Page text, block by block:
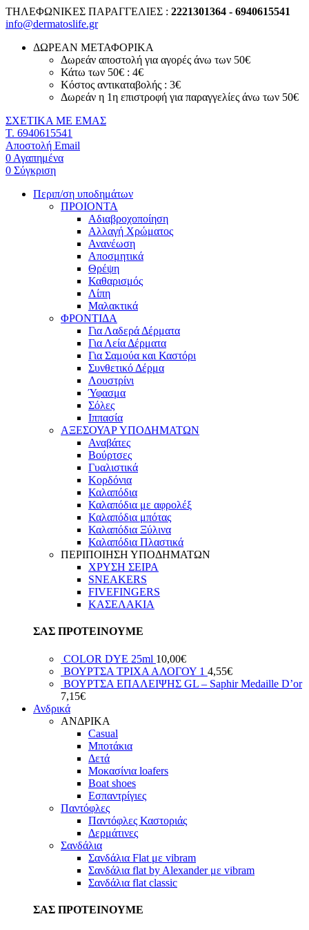
ΤΗΛΕΦΩΝΙΚΕΣ ΠΑΡΑΓΓΕΛΙΕΣ : 2221301364 - 6940615541
info@dermatoslife.gr
ΔΩΡΕΑΝ ΜΕΤΑΦΟΡΙΚΑ
Δωρεάν αποστολή για αγορές άνω των 50€
Κάτω των 50€ : 4€
Κόστος αντικαταβολής : 3€
Δωρεάν η 1η επιστροφή για παραγγελίες άνω των 50€
ΣΧΕΤΙΚΑ ΜΕ ΕΜΑΣ
T. 6940615541
Αποστολή Email
0 Αγαπημένα
0 Σύγκριση
Περιπ/ση υποδημάτων
ΠΡΟΙΟΝΤΑ
Αδιαβροχοποίηση
Αλλαγή Χρώματος
Ανανέωση
Αποσμητικά
Θρέψη
Καθαρισμός
Λίπη
Μαλακτικά
ΦΡΟΝΤΙΔΑ
Για Λαδερά Δέρματα
Για Λεία Δέρματα
Για Σαμούα και Καστόρι
Συνθετικό Δέρμα
Λουστρίνι
Ύφασμα
Σόλες
Ιππασία
ΑΞΕΣΟΥΑΡ ΥΠΟΔΗΜΑΤΩΝ
Αναβάτες
Βούρτσες
Γυαλιστικά
Κορδόνια
Καλαπόδια
Καλαπόδια με αφρολέξ
Καλαπόδια μπότας
Καλαπόδια Ξύλινα
Καλαπόδια Πλαστικά
ΠΕΡΙΠΟΙΗΣΗ ΥΠΟΔΗΜΑΤΩΝ
ΧΡΥΣΗ ΣΕΙΡΑ
SNEAKERS
FIVEFINGERS
ΚΑΣΕΛΑΚΙΑ
ΣΑΣ ΠΡΟΤΕΙΝΟΥΜΕ
COLOR DYE 25ml 10,00€
ΒΟΥΡΤΣΑ ΤΡΙΧΑ ΑΛΟΓΟΥ 1 4,55€
ΒΟΥΡΤΣΑ ΕΠΑΛΕΙΨΗΣ GL – Saphir Medaille D’or
7,15€
Ανδρικά
ΑΝΔΡΙΚΑ
Casual
Μποτάκια
Δετά
Μοκασίνια loafers
Boat shoes
Εσπαντρίγιες
Παντόφλες
Παντόφλες Καστοριάς
Δερμάτινες
Σανδάλια
Σανδάλια Flat με vibram
Σανδάλια flat by Alexander με vibram
Σανδάλια flat classic
ΣΑΣ ΠΡΟΤΕΙΝΟΥΜΕ